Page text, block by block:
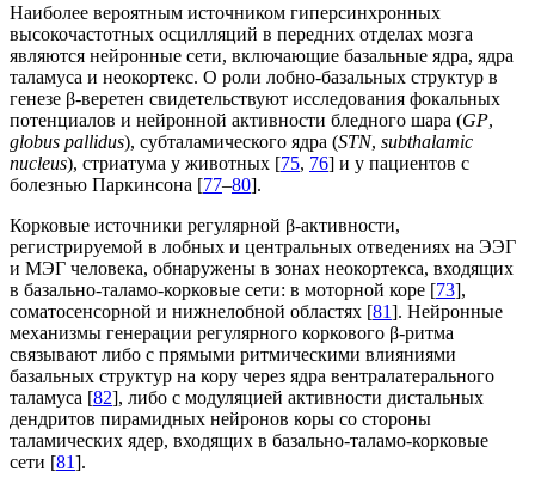
Наиболее вероятным источником гиперсинхронных
высокочастотных осцилляций в передних отделах мозга
являются нейронные сети, включающие базальные ядра, ядра
таламуса и неокортекс. О роли лобно-базальных структур в
генезе β-веретен свидетельствуют исследования фокальных
потенциалов и нейронной активности бледного шара (GP,
globus pallidus), субталамического ядра (STN, subthalamic
nucleus), стриатума у животных [75, 76] и у пациентов с
болезнью Паркинсона [77–80].
Корковые источники регулярной β-активности,
регистрируемой в лобных и центральных отведениях на ЭЭГ
и МЭГ человека, обнаружены в зонах неокортекса, входящих
в базально-таламо-корковые сети: в моторной коре [73],
соматосенсорной и нижнелобной областях [81]. Нейронные
механизмы генерации регулярного коркового β-ритма
связывают либо с прямыми ритмическими влияниями
базальных структур на кору через ядра вентралатерального
таламуса [82], либо с модуляцией активности дистальных
дендритов пирамидных нейронов коры со стороны
таламических ядер, входящих в базально-таламо-корковые
сети [81].